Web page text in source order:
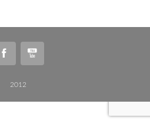
2012